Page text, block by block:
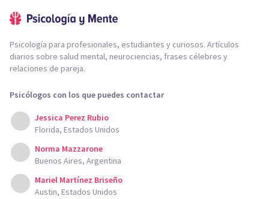
Psicología para profesionales, estudiantes y curiosos. Artículos
diarios sobre salud mental, neurociencias, frases célebres y
relaciones de pareja.
Psicólogos con los que puedes contactar
Jessica Perez Rubio
Florida, Estados Unidos
Norma Mazzarone
Buenos Aires, Argentina
Mariel Martínez Briseño
Austin, Estados Unidos